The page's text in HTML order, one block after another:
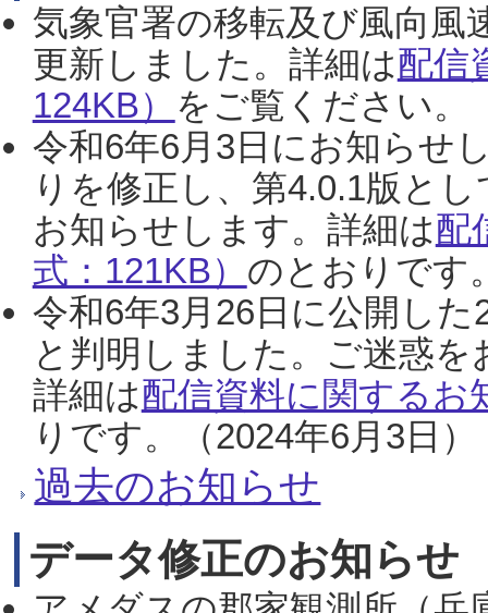
気象官署の移転及び風向風
更新しました。詳細は配信
124KB） をご覧ください。
令和6年6月3日にお知らせ
りを修正し、第4.0.1版と
お知らせします。詳細は配
式：121KB） のとおりです
令和6年3月26日に公開し
と判明しました。ご迷惑
詳細は配信資料に関するお
りです。（2024年6月3日）
過去のお知らせ
データ修正のお知らせ